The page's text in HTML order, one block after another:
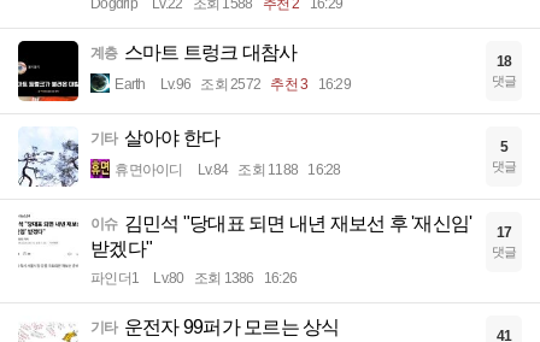
Dogdrip Lv.22 조회 1588 추천 2 16:29
계층 스마트 트렁크 대참사
Earth Lv.96 조회 2572 추천 3 16:29
18
댓글
기타 살아야 한다
휴면아이디 Lv.84 조회 1188 16:28
5
댓글
이슈 김민석 "당대표 되면 내년 재보선 후 '재신임'
받겠다"
파인더1 Lv.80 조회 1386 16:26
17
댓글
기타 운전자 99퍼가 모르는 상식 41